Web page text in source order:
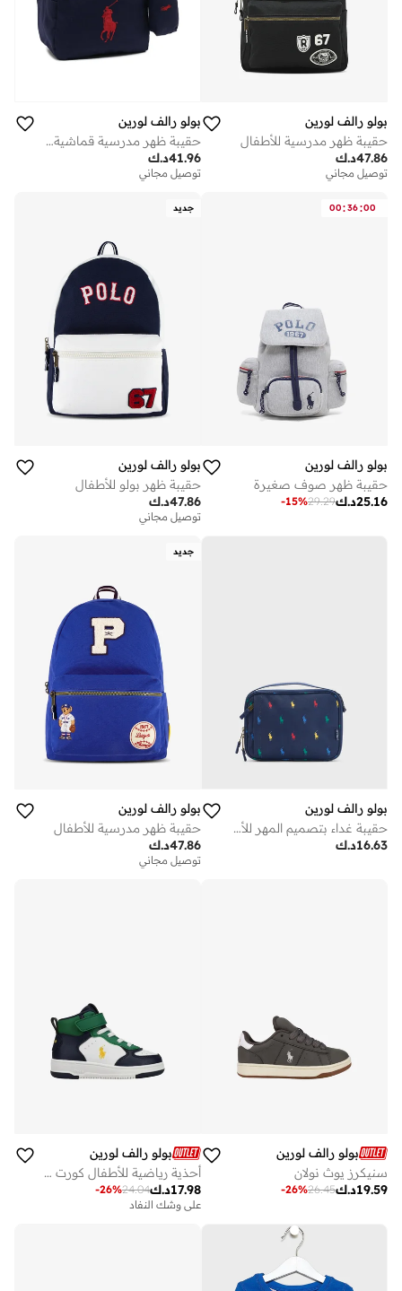
بولو رالف لورين
حقيبة ظهر مدرسية للأطفال
د.ك47.86
توصيل مجاني
بولو رالف لورين
حقيبة ظهر مدرسية قماشية للأطفال
د.ك41.96
توصيل مجاني
00:36:00
بولو رالف لورين
حقيبة ظهر صوف صغيرة
د.ك25.16
29.29
-15%
جديد
بولو رالف لورين
حقيبة ظهر بولو للأطفال
د.ك47.86
توصيل مجاني
بولو رالف لورين
حقيبة غداء بتصميم المهر للأطفال
د.ك16.63
جديد
بولو رالف لورين
حقيبة ظهر مدرسية للأطفال
د.ك47.86
توصيل مجاني
بولو رالف لورين
سنيكرز يوث نولان
د.ك19.59
26.45
-26%
بولو رالف لورين
أحذية رياضية للأطفال كورت هاي بي إس
د.ك17.98
24.04
-26%
على وشك النفاد